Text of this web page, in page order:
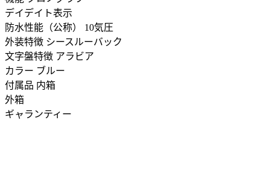
デイデイト表示
防水性能（公称） 10気圧
外装特徴 シースルーバック
文字盤特徴 アラビア
カラー ブルー
付属品 内箱
外箱
ギャランティー